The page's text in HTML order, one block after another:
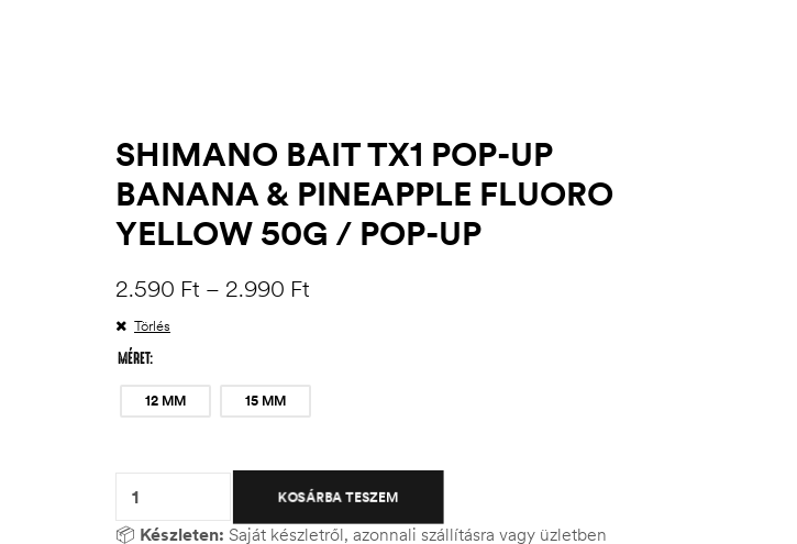
SHIMANO BAIT TX1 POP-UP
BANANA & PINEAPPLE FLUORO
YELLOW 50G / POP-UP
2.590 Ft – 2.990 Ft
MÉRET
12 MM 15 MM
Törlés
KOSÁRBA TESZEM
📦 Készleten: Saját készletről, azonnali szállításra vagy üzletben